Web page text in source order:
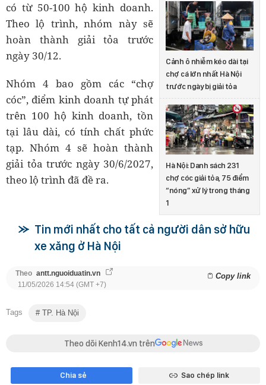
Cảnh ô nhiễm kéo dài tại
chợ cá lớn nhất Hà Nội
trước ngày bị giải tỏa
Hà Nội: Danh sách 231
chợ cóc giải tỏa, 75 điểm
“nóng” xử lý trong tháng
1
có từ 50-100 hộ kinh doanh.
Theo lộ trình, nhóm này sẽ
hoàn thành giải tỏa trước
ngày 30/12.
Nhóm 4 bao gồm các “chợ
cóc”, điểm kinh doanh tự phát
trên 100 hộ kinh doanh, tồn
tại lâu dài, có tính chất phức
tạp. Nhóm 4 sẽ hoàn thành
giải tỏa trước ngày 30/6/2027,
theo lộ trình đã đề ra.
Tin mới nhất cho tất cả người dân sở hữu
xe xăng ở Hà Nội
Theo antt.nguoiduatin.vn Copy link
11/05/2026 14:54 (GMT +7)
Tags TP. Hà Nội
Theo dõi Kenh14.vn trên
Chia sẻ Sao chép link